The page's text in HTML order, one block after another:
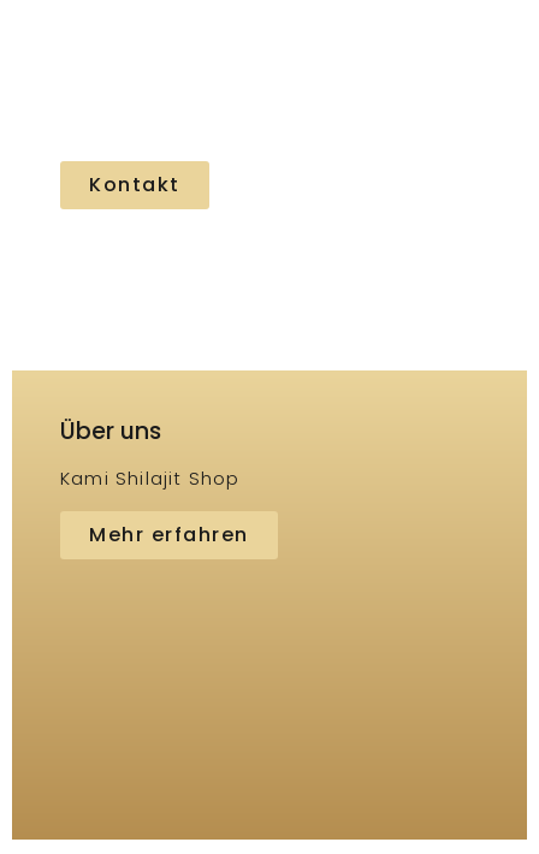
Kontakt
Über uns
Kami Shilajit Shop
Mehr erfahren